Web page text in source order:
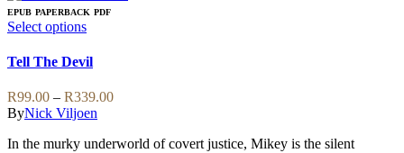
multiple
variants.
options
be
chosen
on
the
EPUB PAPERBACK PDF
Select optionsThis
has
variants.
The
options
may
Tell The Devil
R99.00 – R339.00Price
through
ByNick Viljoen
In the murky underworld of covert justice, Mikey is the silent